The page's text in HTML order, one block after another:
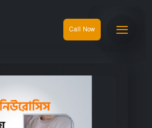
Call Now